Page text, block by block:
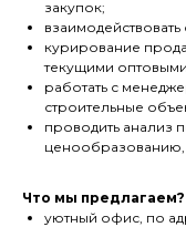
закупок;
взаимодействовать
курирование
текущими
работать с
строительные
проводить анализ
ценообразованию,
Что мы предлагаем?
уютный офис, по